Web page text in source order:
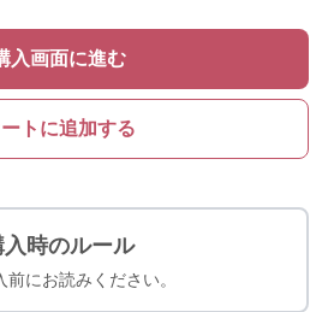
入画面に進む
トに追加する
入時のルール
前にお読みください。